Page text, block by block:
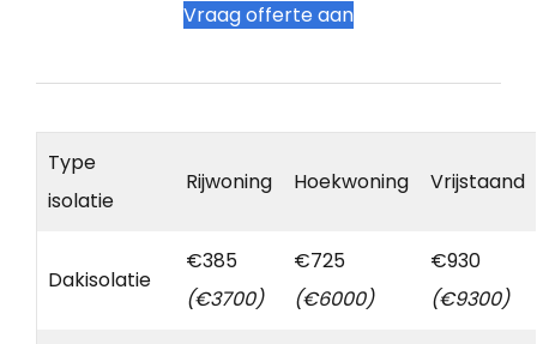
Vraag offerte aan
Type
isolatie
Rijwoning Hoekwoning Vrijstaand
Dakisolatie
€385
(€3700)
€725
(€6000)
€930
(€9300)